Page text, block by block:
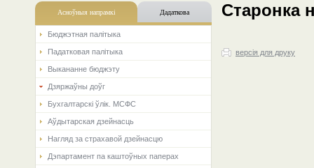
Асноўныя напрамкi Дадаткова
Бюджэтная палiтыка
Падатковая палітыка
Выкананне бюджэту
Дзяржаўны доўг
Бухгалтарскі ўлік. МСФС
Аўдытарская дзейнасць
Нагляд за страхавой дзейнасцю
Дэпартамент па каштоўных паперах
Старонка
версія для друку